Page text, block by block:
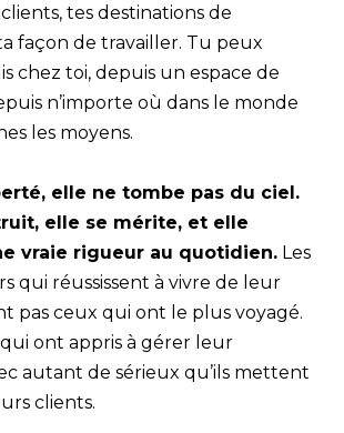
tes destinations de
façon de travailler. Tu peux
chez toi, depuis un espace de
n’importe où dans le monde
les moyens.
elle ne tombe pas du ciel.
elle se mérite, et elle
vraie rigueur au quotidien. Les
qui réussissent à vivre de leur
pas ceux qui ont le plus voyagé.
ont appris à gérer leur
autant de sérieux qu’ils mettent
clients.